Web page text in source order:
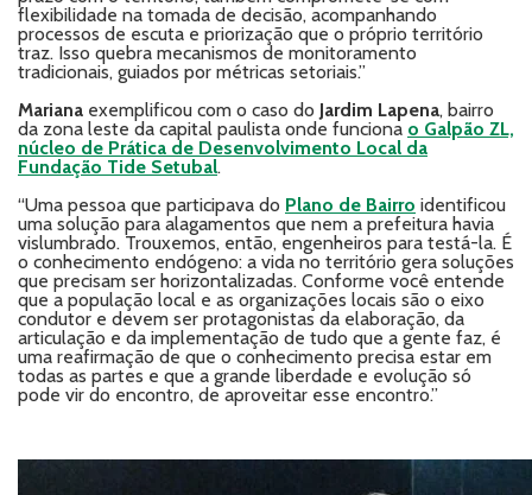
flexibilidade na tomada de decisão, acompanhando
processos de escuta e priorização que o próprio território
traz. Isso quebra mecanismos de monitoramento
tradicionais, guiados por métricas setoriais.”
Mariana exemplificou com o caso do Jardim Lapena, bairro
da zona leste da capital paulista onde funciona o Galpão ZL,
núcleo de Prática de Desenvolvimento Local da
Fundação Tide Setubal.
“Uma pessoa que participava do Plano de Bairro identificou
uma solução para alagamentos que nem a prefeitura havia
vislumbrado. Trouxemos, então, engenheiros para testá-la. É
o conhecimento endógeno: a vida no território gera soluções
que precisam ser horizontalizadas. Conforme você entende
que a população local e as organizações locais são o eixo
condutor e devem ser protagonistas da elaboração, da
articulação e da implementação de tudo que a gente faz, é
uma reafirmação de que o conhecimento precisa estar em
todas as partes e que a grande liberdade e evolução só
pode vir do encontro, de aproveitar esse encontro.”